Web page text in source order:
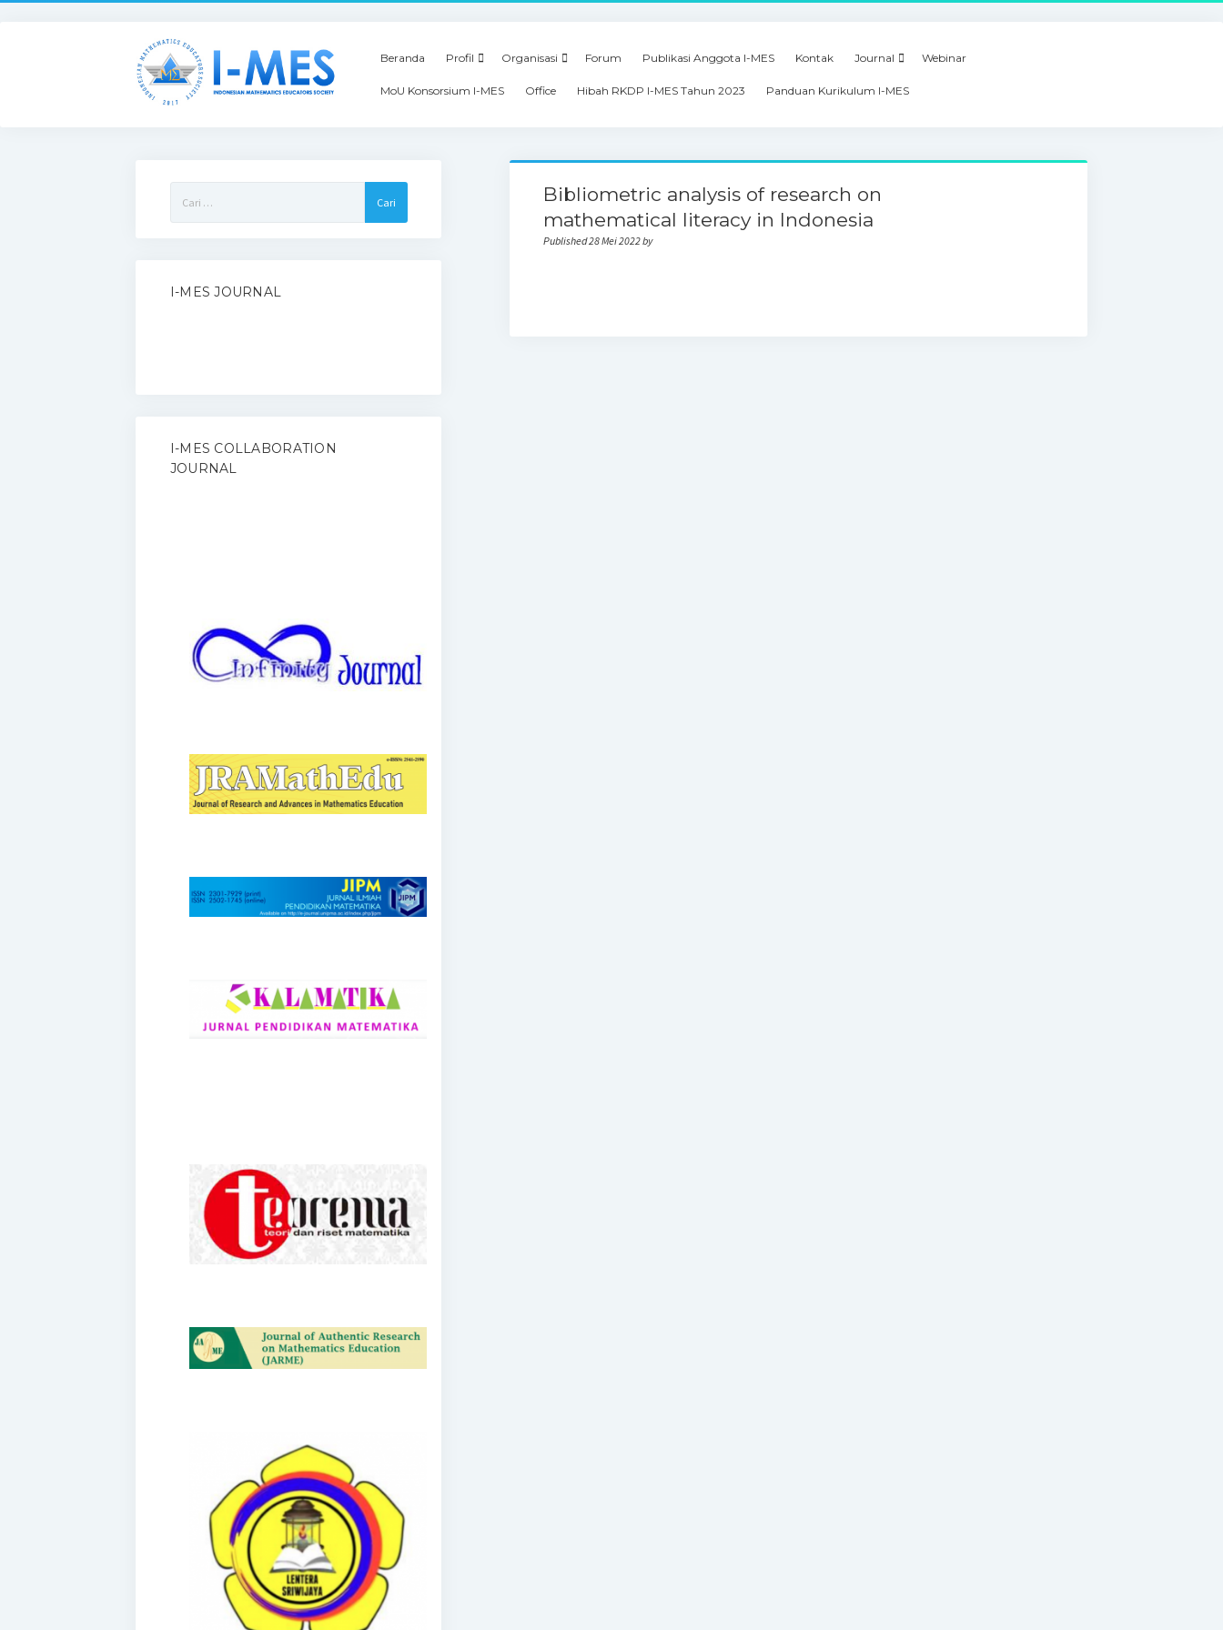
Beranda Profil Organisasi Forum Publikasi Anggota I-MES Kontak Journal Webinar
MoU Konsorsium I-MES Office Hibah RKDP I-MES Tahun 2023 Panduan Kurikulum I-MES
untuk:
I-MES JOURNAL
I-MES COLLABORATION
JOURNAL
Bibliometric analysis of research on
mathematical literacy in Indonesia
Published 28 Mei 2022 by